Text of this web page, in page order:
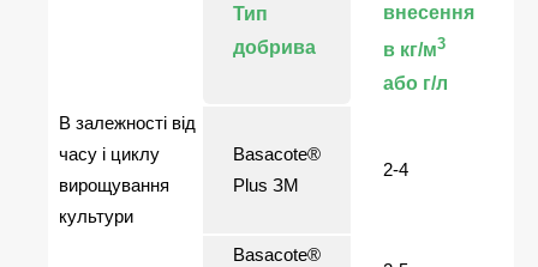
Тип
добрива
внесення
в кг/м3
або г/л
В залежності від
часу і циклу
вирощування
культури
Basacote®
Plus ЗМ
2-4
Basacote®